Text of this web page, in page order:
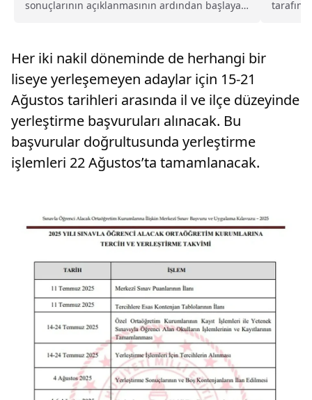
sonuçlarının açıklanmasının ardından başlayan
Her iki nakil döneminde de herhangi bir
liseye yerleşemeyen adaylar için 15-21
Ağustos tarihleri arasında il ve ilçe düzeyinde
yerleştirme başvuruları alınacak. Bu
başvurular doğrultusunda yerleştirme
işlemleri 22 Ağustos’ta tamamlanacak.